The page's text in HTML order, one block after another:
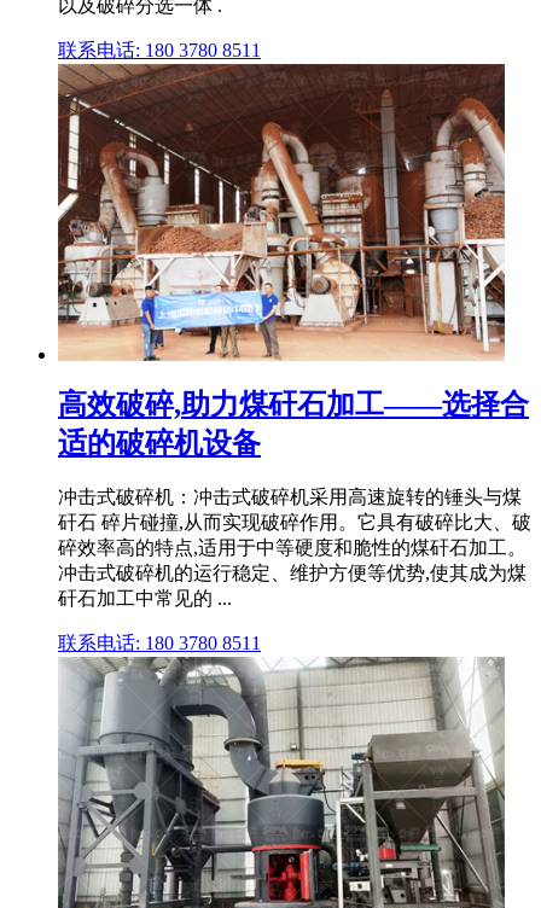
以及破碎分选一体 .
联系电话: 180 3780 8511
高效破碎,助力煤矸石加工——选择合
适的破碎机设备
冲击式破碎机：冲击式破碎机采用高速旋转的锤头与煤
矸石 碎片碰撞,从而实现破碎作用。它具有破碎比大、破
碎效率高的特点,适用于中等硬度和脆性的煤矸石加工。
冲击式破碎机的运行稳定、维护方便等优势,使其成为煤
矸石加工中常见的 ...
联系电话: 180 3780 8511